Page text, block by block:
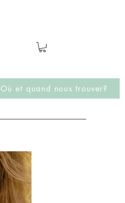
Où et quand nous trouver?